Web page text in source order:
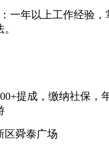
一年以上工作经验，
提成，缴纳社保，
区舜泰广场